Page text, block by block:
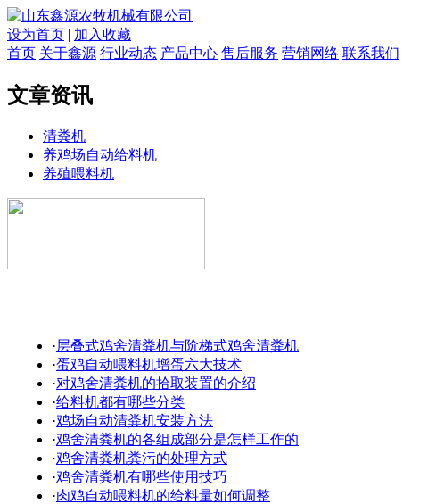
设为首页 | 加入收藏
首页 关于鑫源 行业动态 产品中心 售后服务 营销网络 联系我们
文章资讯
清粪机
养鸡场自动给料机
养殖喂料机
·层叠式鸡舍清粪机与阶梯式鸡舍清粪机
·蛋鸡自动喂料机增蛋六大技术
·对鸡舍清粪机的拾取装置的介绍
·给料机都有哪些分类
·鸡场自动清粪机安装方法
·鸡舍清粪机的各组成部分是怎样工作的
·鸡舍清粪机粪污的处理方式
·鸡舍清粪机有哪些使用技巧
·肉鸡自动喂料机的给料量如何调整